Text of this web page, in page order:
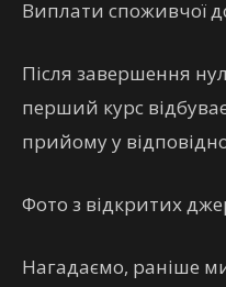
Виплати споживчої
Після завершення
перший курс
прийому у
Фото з відкритих
Нагадаємо, раніше